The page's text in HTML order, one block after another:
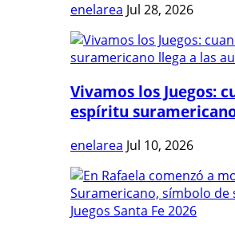
enelarea Jul 28, 2026
Vivamos los Juegos:
espíritu
enelarea Jul 10, 2026